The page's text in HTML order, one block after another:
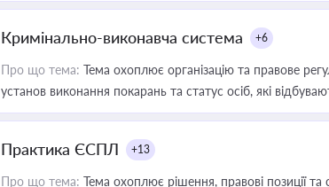
Кримінально-виконавча система +6
Про що тема: Тема охоплює організацію та правове
установ виконання покарань та статус осіб, які
Практика ЄСПЛ +13
Про що тема: Тема охоплює рішення, правові позиції